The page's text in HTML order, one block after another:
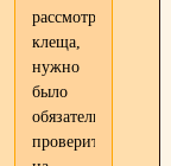
рассмотрели
клеща,
нужно
было
обязательно
проверить